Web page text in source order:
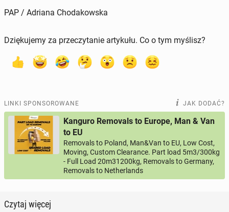
PAP / Adriana Chodakowska
Dziękujemy za przeczytanie artykułu. Co o tym myślisz?
LINKI SPONSOROWANE JAK DODAĆ?
Kanguro Removals to Europe, Man & Van
to EU
Removals to Poland, Man&Van to EU, Low Cost,
Moving, Custom Clearance. Part load 5m3/300kg
- Full Load 20m31200kg, Removals to Germany,
Removals to Netherlands
Czytaj więcej